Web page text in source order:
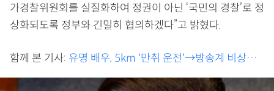
가경찰위원회를 실질화하여 정권이 아닌 ‘국민의 경찰’로 정
상화되도록 정부와 긴밀히 협의하겠다”고 밝혔다.
함께 본 기사: 유명 배우, 5km '만취 운전'→방송계 비상…